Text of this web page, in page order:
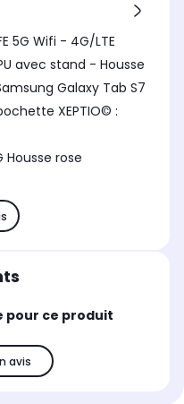
LTE
avec stand - Housse
Galaxy Tab S7
pour ce produit
avis